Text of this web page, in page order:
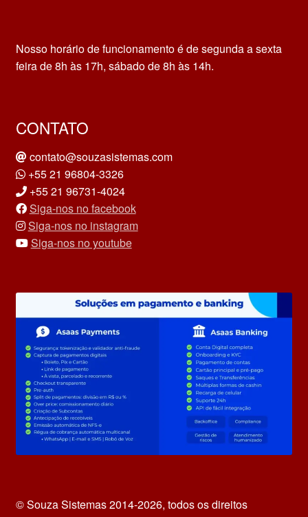
Nosso horário de funcionamento é de segunda a sexta
feira de 8h às 17h, sábado de 8h às 14h.
CONTATO
contato@souzasistemas.com
+55 21 96804-3326
+55 21 96731-4024
Siga-nos no facebook
Siga-nos no instagram
Siga-nos no youtube
© Souza Sistemas 2014-2026, todos os direitos